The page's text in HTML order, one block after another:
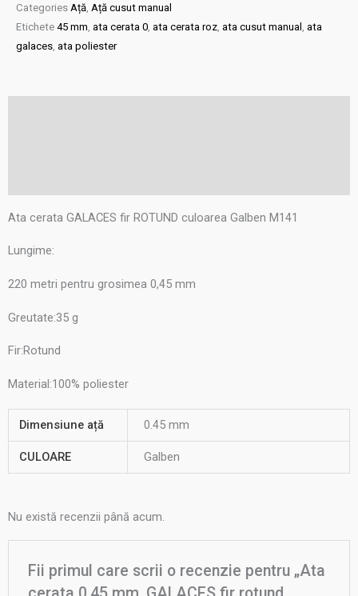
Categories Ață Ață cusut manual
Etichete 45 mm ata cerata 0 ata cerata roz ata cusut manual
ata
galaces ata poliester
Ata cerata GALACES fir ROTUND culoarea Galben M141
Lungime:
220 metri pentru grosimea 0,45 mm
Greutate:35 g
Fir:Rotund
Material:100% poliester
Dimensiune ață 0.45 mm
CULOARE Galben
Nu există recenzii până acum.
Fii primul care scrii o recenzie pentru „Ata